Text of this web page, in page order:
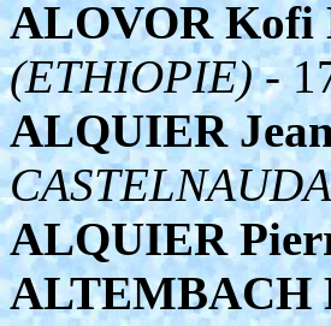
ALOVOR Kofi
(ETHIOPIE)-
ALQUIER
ALQUIER
ALTEMBACH